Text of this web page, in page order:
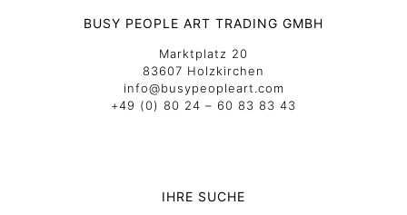
BUSY PEOPLE ART TRADING GMBH
Marktplatz 20
83607 Holzkirchen
info@busypeopleart.com
+49 (0) 80 24 – 60 83 83 43
IHRE SUCHE